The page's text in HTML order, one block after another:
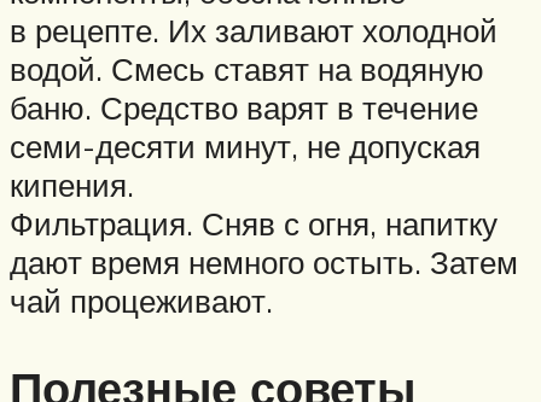
в рецепте. Их заливают холодной
водой. Смесь ставят на водяную
баню. Средство варят в течение
семи-десяти минут, не допуская
кипения.
Фильтрация. Сняв с огня, напитку
дают время немного остыть. Затем
чай процеживают.
Полезные советы